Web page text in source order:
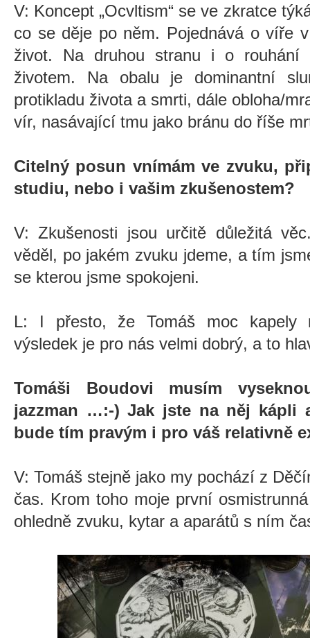
V: Koncept „Ocvltism“ se ve zkratce
co se děje po něm. Pojednává o víře
život. Na druhou stranu i o rouhání
životem. Na obalu je dominantní
protikladu života a smrti, dále obloha/
vír, nasávající tmu jako bránu do říše
Citelný posun vnímám ve zvuku,
studiu, nebo i vašim zkušenostem?
V: Zkušenosti jsou určitě důležitá
věděl, po jakém zvuku jdeme, a tím
se kterou jsme spokojeni.
L: I přesto, že Tomáš moc kapely
výsledek je pro nás velmi dobrý, a to
Tomáši Boudovi musím
jazzman …:-) Jak jste na něj kápli
bude tím pravým i pro váš relativně
V: Tomáš stejně jako my pochází z
čas. Krom toho moje první
ohledně zvuku, kytar a aparátů s ním